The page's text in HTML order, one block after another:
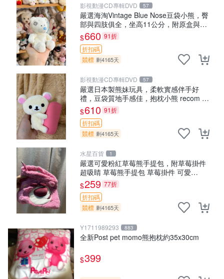
影視動漫CD專輯DVD 57
嚴選海淘Vintage Blue Nose豆袋小熊，臀
部與四肢俱全，坐高11公分，附原盒與吊
牌收藏。藍鼻子小熊，值得擁有 玩具 憶熊
$660 91折
折扣碼
競標 剩4165天
影視動漫CD專輯DVD 57
嚴選日本製熊妹玩具，柔軟實感伴手好
禮，豆袋質地手感佳，抱枕小熊 recom 推
薦 白色豆袋 玩具
$610 91折
折扣碼
競標 剩4165天
水星百貨 1
嚴選可愛粉紅草莓熊手提包，附草莓掛件
超吸睛 草莓熊手提包 草莓掛件 可愛
portunese
$259 77折
折扣碼
競標 剩4165天
Y1711989293 883
全新Post pet momo熊抱枕約35x30cm
$399